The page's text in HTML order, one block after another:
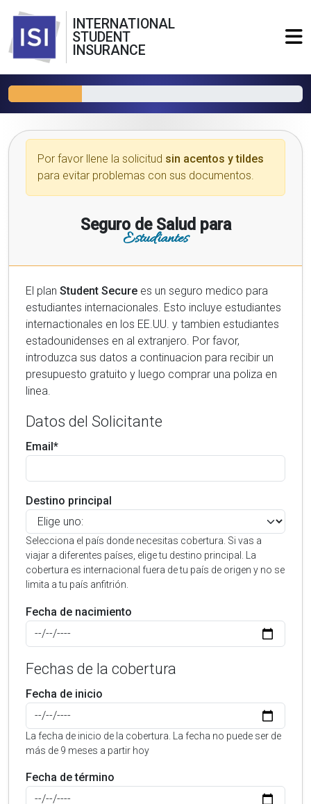
INTERNATIONAL
STUDENT
INSURANCE
Por favor llene la solicitud sin acentos y tildes
para evitar problemas con sus documentos.
Seguro de Salud para
Estudiantes
El plan Student Secure es un seguro medico para
estudiantes internacionales. Esto incluye estudiantes
internactionales en los EE.UU. y tambien estudiantes
estadounidenses en al extranjero. Por favor,
introduzca sus datos a continuacion para recibir un
presupuesto gratuito y luego comprar una poliza en
linea.
Datos del Solicitante
Email*
Destino principal
Selecciona el país donde necesitas cobertura. Si vas a
viajar a diferentes países, elige tu destino principal. La
cobertura es internacional fuera de tu país de origen y no se
limita a tu país anfitrión.
Fecha de nacimiento
Fechas de la cobertura
Fecha de inicio
La fecha de inicio de la cobertura. La fecha no puede ser de
más de 9 meses a partir hoy
Fecha de término